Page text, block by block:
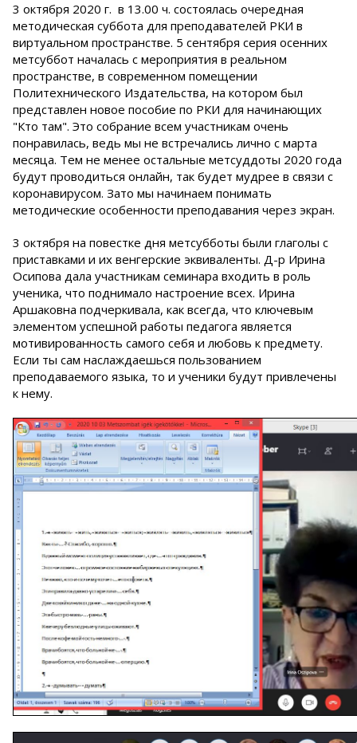
3 октября 2020 г. в 13.00 ч. состоялась очередная
методическая суббота для преподавателей РКИ в
виртуальном пространстве. 5 сентября серия осенних
метсуббот началась с мероприятия в реальном
пространстве, в современном помещении
Политехнического Издательства, на котором был
представлен новое пособие по РКИ для начинающих
"Кто там". Это собрание всем участникам очень
понравилась, ведь мы не встречались лично с марта
месяца. Тем не менее остальные метсуддоты 2020 года
будут проводиться онлайн, так будет мудрее в связи с
коронавирусом. Зато мы начинаем понимать
методические особенности преподавания через экран.
3 октября на повестке дня метсубботы были глаголы с
приставками и их венгерские эквиваленты. Д-р Ирина
Осипова дала участникам семинара входить в роль
ученика, что поднимало настроение всех. Ирина
Аршаковна подчеркивала, как всегда, что ключевым
элементом успешной работы педагога является
мотивированность самого себя и любовь к предмету.
Если ты сам наслаждаешься пользованием
преподаваемого языка, то и ученики будут привлечены
к нему.